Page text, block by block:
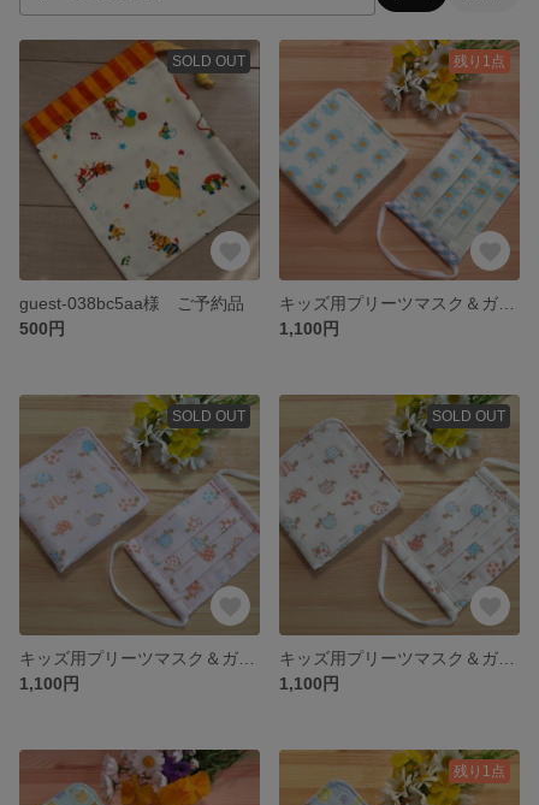
SOLD OUT
guest-038bc5aa様 ご予約品
500円
残り1点
1,100円
SOLD OUT
1,100円
SOLD OUT
1,100円
残り1点